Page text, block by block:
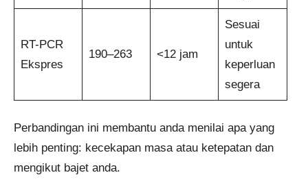
RT-PCR
Ekspres
190–263 <12 jam
Sesuai
untuk
keperluan
segera
Perbandingan ini membantu anda menilai apa yang
lebih penting: kecekapan masa atau ketepatan dan
mengikut bajet anda.